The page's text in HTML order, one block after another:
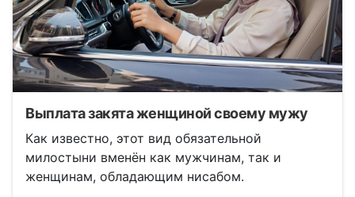
Выплата закята женщиной своему мужу
Как известно, этот вид обязательной
милостыни вменён как мужчинам, так и
женщинам, обладающим нисабом.